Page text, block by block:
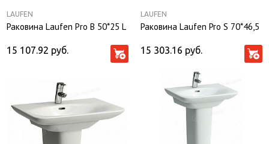
LAUFEN
Раковина Laufen Рro B 50*25 L
15 107.92 руб.
LAUFEN
Раковина Laufen Pro S 70*46,5
15 303.16 руб.